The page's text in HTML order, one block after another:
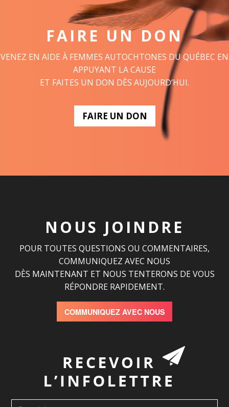
FAIRE UN DON
VENEZ EN AIDE À FEMMES AUTOCHTONES DU QUÉBEC EN
APPUYANT LA CAUSE
ET FAITES UN DON DÈS AUJOURD’HUI.
FAIRE UN DON
NOUS JOINDRE
POUR TOUTES QUESTIONS OU COMMENTAIRES,
COMMUNIQUEZ AVEC NOUS
DÈS MAINTENANT ET NOUS TENTERONS DE VOUS
RÉPONDRE RAPIDEMENT.
COMMUNIQUEZ AVEC NOUS